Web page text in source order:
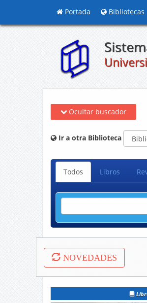
Portada Bibliotecas
Ocultar buscador
Ir a otra Biblioteca
Todos Libros
NOVEDADES